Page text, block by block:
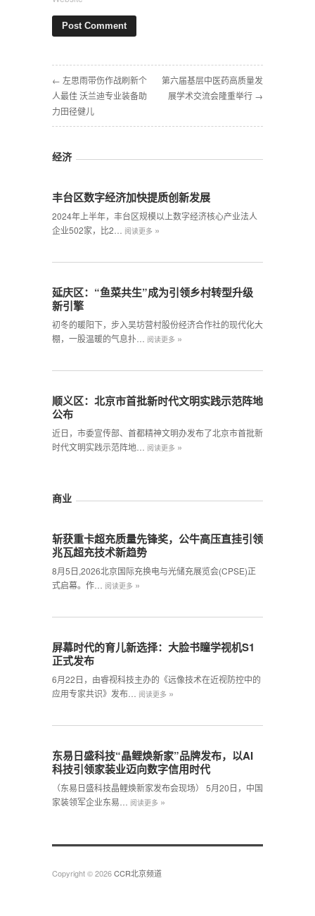
← 左思雨带伤作战刷新个
人最佳 沃兰迪专业装备助
力田径健儿
第六届基层中医药高质量发
展学术交流会隆重举行 →
经济
丰台区数字经济加快提质创新发展
2024年上半年，丰台区规模以上数字经济核心产业法人
企业502家，比2…
阅读更多 »
延庆区：“鱼菜共生”成为引领乡村转型升级
新引擎
初冬的暖阳下，步入吴坊营村股份经济合作社的现代化大
棚，一股温暖的气息扑…
阅读更多 »
顺义区：北京市首批新时代文明实践示范阵地
公布
近日，市委宣传部、首都精神文明办发布了北京市首批新
时代文明实践示范阵地…
阅读更多 »
商业
斩获重卡超充质量先锋奖，公牛高压直挂引领
兆瓦超充技术新趋势
8月5日,2026北京国际充换电与光储充展览会(CPSE)正
式启幕。作…
阅读更多 »
屏幕时代的育儿新选择：大脸书瞳学视机S1
正式发布
6月22日，由睿视科技主办的《远像技术在近视防控中的
应用专家共识》发布…
阅读更多 »
东易日盛科技“晶鲤焕新家”品牌发布，以AI
科技引领家装业迈向数字信用时代
（东易日盛科技晶鲤焕新家发布会现场） 5月20日，中国
家装领军企业东易…
阅读更多 »
Copyright © 2026CCR北京频道